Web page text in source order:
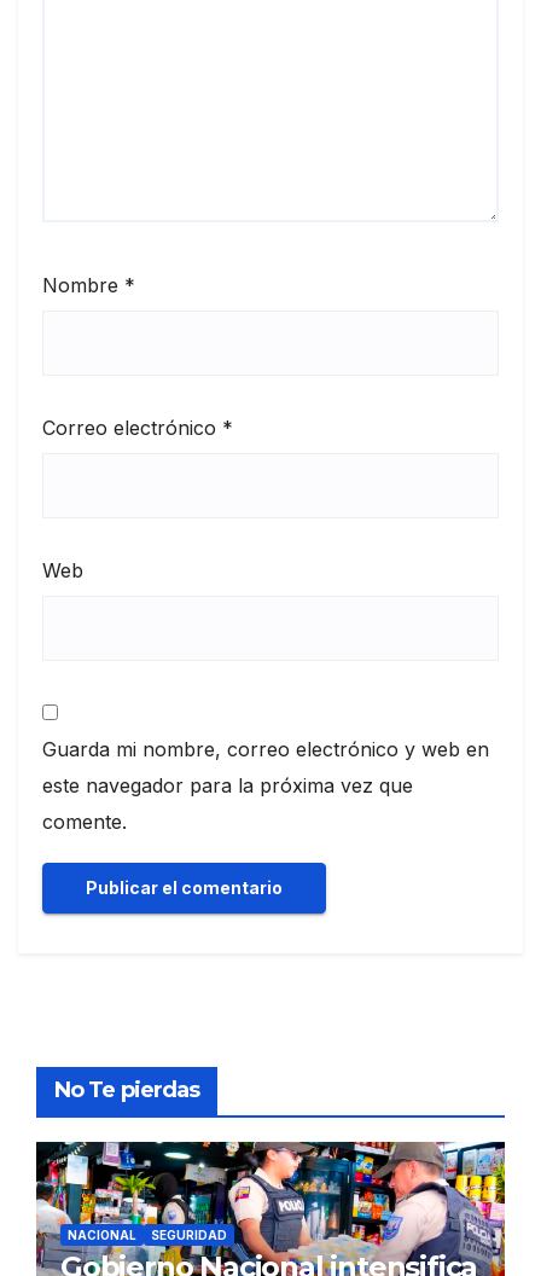
Nombre *
Correo electrónico *
Web
Guarda mi nombre, correo electrónico y web en
este navegador para la próxima vez que
comente.
No Te pierdas
NACIONAL SEGURIDAD
Gobierno Nacional intensifica